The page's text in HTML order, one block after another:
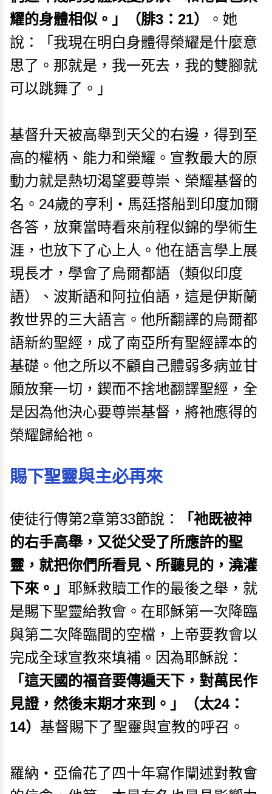
耀的身體相似。」（腓3：21）
。她
說：「我現在明白身體得榮耀是什麼意
思了。那就是，我一死去，我的雙腳就
可以跳舞了。」
基督升天被高舉到天父的右邊，得到至
高的權柄、能力和榮耀。宣教最大的原
動力就是熱切渴望要尊崇、榮耀基督的
名。24歲的亨利・馬廷搭船到印度加爾
各答，放棄當時看來前程似錦的學術生
涯，也放下了心上人。他在語言學上展
現長才，學會了烏爾都語（類似印度
語）、波斯語和阿拉伯語，這是伊斯蘭
教世界的三大語言。他所翻譯的烏爾都
語新約聖經，成了南亞所有聖經譯本的
基礎。他之所以不顧自己體弱多病並甘
願放棄一切，鍥而不捨地翻譯聖經，全
是因為他決心要尊崇基督，將祂應得的
榮耀歸給祂。
賜下聖靈與主必再來
使徒行傳第2章第33節說：
「祂既被神
的右手高舉，又從父受了所應許的聖
靈，就把你們所看見、所聽見的，澆灌
下來。」 耶穌救贖工作的最後之舉，就
是賜下聖靈給教會。在耶穌第一次降臨
與第二次降臨間的空檔，上帝要教會以
完成全球宣教來填補。因為耶穌說：
「這天國的福音要傳遍天下，對萬民作
見證，然後末期才來到。」（太24：
14） 基督賜下了聖靈與宣教的呼召。
羅納・亞倫花了四十年寫作闡述對教會